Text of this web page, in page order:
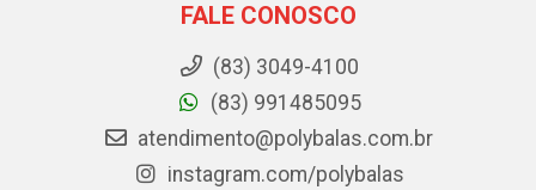
FALE CONOSCO
(83) 3049-4100
(83) 991485095
atendimento@polybalas.com.br
instagram.com/polybalas